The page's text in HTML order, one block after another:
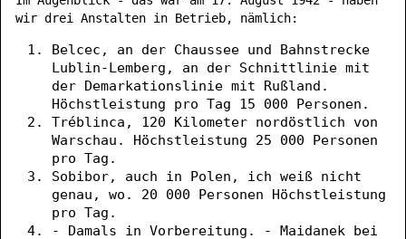
wir drei Anstalten in Betrieb, nämlich:
Belcec, an der Chaussee und Bahnstrecke
Lublin-Lemberg, an der Schnittlinie mit
der Demarkationslinie mit Rußland.
Höchstleistung pro Tag 15 000 Personen.
Tréblinca, 120 Kilometer nordöstlich von
Warschau. Höchstleistung 25 000 Personen
pro Tag.
Sobibor, auch in Polen, ich weiß nicht
genau, wo. 20 000 Personen Höchstleistung
pro Tag.
- Damals in Vorbereitung. - Maidanek bei